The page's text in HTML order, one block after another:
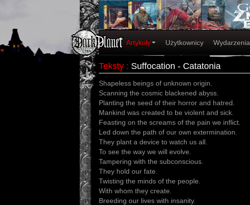
Artykuły Użytkownicy Wydarzenia
Teksty : Suffocation - Catatonia
Shapeless beings of unknown origin.
Scanning the cosmic blackened abyss.
Planting the seed of their horror and hatred.
Mankind was created to be violent and sick.
Feasting on the screams of the pain we inflict.
Led down the path of our own extermination.
They plant a device to watch us all.
To see the way we will evolve.
Tampering with the subconscious.
They hold our fate.
Twisting the minds of the people.
With whom they create.
Breeding our lives with insanity.